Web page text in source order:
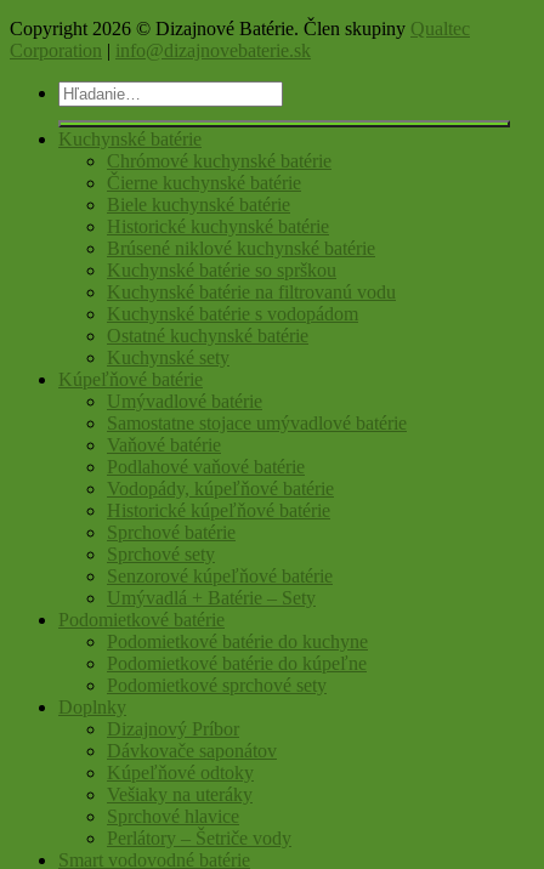
Copyright 2026 © Dizajnové Batérie. Člen skupiny Qualtec
Corporation | info@dizajnovebaterie.sk
Hľadať:
Kuchynské batérie
Chrómové kuchynské batérie
Čierne kuchynské batérie
Biele kuchynské batérie
Historické kuchynské batérie
Brúsené niklové kuchynské batérie
Kuchynské batérie so sprškou
Kuchynské batérie na filtrovanú vodu
Kuchynské batérie s vodopádom
Ostatné kuchynské batérie
Kuchynské sety
Kúpeľňové batérie
Umývadlové batérie
Samostatne stojace umývadlové batérie
Vaňové batérie
Podlahové vaňové batérie
Vodopády, kúpeľňové batérie
Historické kúpeľňové batérie
Sprchové batérie
Sprchové sety
Senzorové kúpeľňové batérie
Umývadlá + Batérie – Sety
Podomietkové batérie
Podomietkové batérie do kuchyne
Podomietkové batérie do kúpeľne
Podomietkové sprchové sety
Doplnky
Dizajnový Príbor
Dávkovače saponátov
Kúpeľňové odtoky
Vešiaky na uteráky
Sprchové hlavice
Perlátory – Šetriče vody
Smart vodovodné batérie